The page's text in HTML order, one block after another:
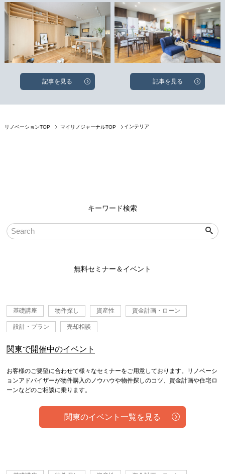
記事を見る 記事を見る
リノベーションTOP マイリノジャーナルTOP インテリア
キーワード検索
無料セミナー＆イベント
基礎講座 物件探し 資産性 資金計画・ローン
設計・プラン 売却相談
関東で開催中のイベント
お客様のご要望に合わせて様々なセミナーをご用意しております。リノベーシ
ョンアドバイザーが物件購入のノウハウや物件探しのコツ、資金計画や住宅ロ
ーンなどのご相談に乗ります。
関東のイベント一覧を見る